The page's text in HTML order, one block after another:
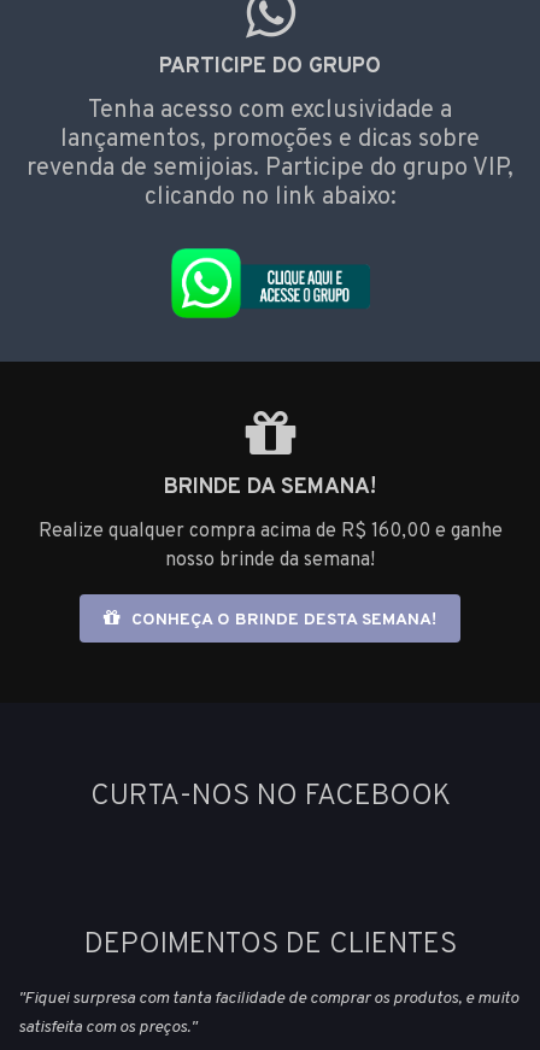
PARTICIPE DO GRUPO
Tenha acesso com exclusividade a
lançamentos, promoções e dicas sobre
revenda de semijoias. Participe do grupo VIP,
clicando no link abaixo:
BRINDE DA SEMANA!
Realize qualquer compra acima de R$ 160,00 e ganhe
nosso brinde da semana!
CONHEÇA O BRINDE DESTA SEMANA!
CURTA-NOS NO FACEBOOK
DEPOIMENTOS DE CLIENTES
"Fiquei surpresa com tanta facilidade de comprar os produtos, e muito
satisfeita com os preços."